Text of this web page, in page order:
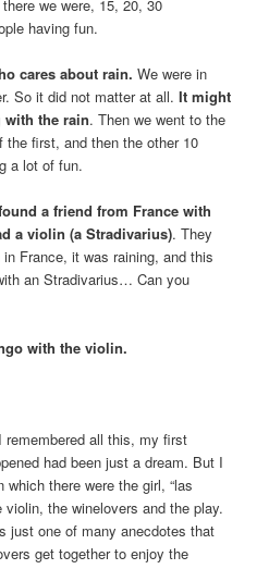
we were, 15, 20, 30
having fun.
cares about rain. We were in
So it did not matter at all.It might
with the rain. Then we went to the
the first, and then the other 10
a lot of fun.
a friend from France with
a violin (a Stradivarius). They
France, it was raining, and this
an Stradivarius… Can you
with the violin.
remembered all this, my first
had been just a dream. But I
there were the girl, “las
the winelovers and the play.
just one of many anecdotes that
get together to enjoy the